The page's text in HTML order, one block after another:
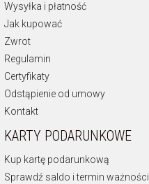
Wysyłka i płatność
Jak kupować
Zwrot
Regulamin
Certyfikaty
Odstąpienie od umowy
Kontakt
KARTY PODARUNKOWE
Kup kartę podarunkową
Sprawdź saldo i termin ważności